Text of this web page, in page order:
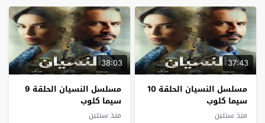
37:43
مسلسل النسيان الحلقة 10
سيما كلوب
منذ سنتين
38:03
مسلسل النسيان الحلقة 9
سيما كلوب
منذ سنتين